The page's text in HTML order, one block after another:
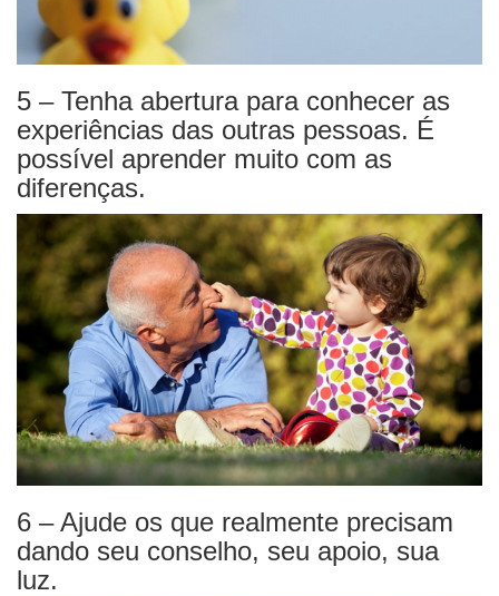
5 – Tenha abertura para conhecer as
experiências das outras pessoas. É
possível aprender muito com as
diferenças.
6 – Ajude os que realmente precisam
dando seu conselho, seu apoio, sua
luz.